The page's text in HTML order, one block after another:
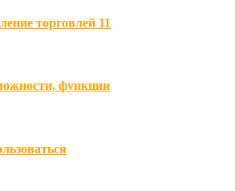
торговлей 11
функции